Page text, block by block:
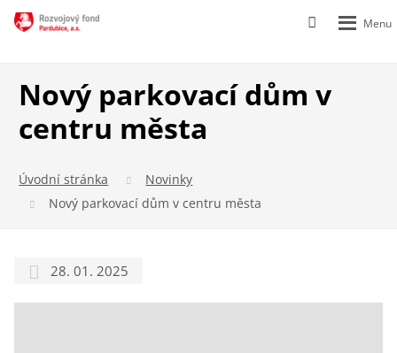
Vyhledávání
Nový parkovací dům v
centru města
Úvodní stránka
Novinky
Nový parkovací dům v centru města
28. 01. 2025